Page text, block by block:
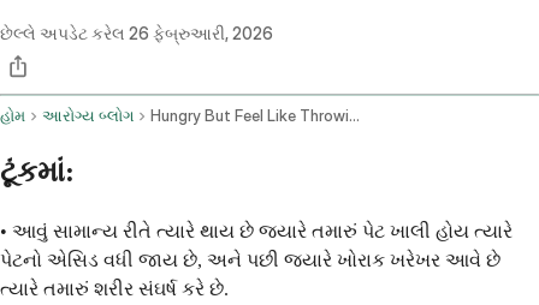
છેલ્લે અપડેટ કરેલ 26 ફેબ્રુઆરી, 2026
હોમ આરોગ્ય બ્લોગ Hungry But Feel Like Throwing Up When I Eat
ટૂંકમાં:
• આવું સામાન્ય રીતે ત્યારે થાય છે જ્યારે તમારું પેટ ખાલી હોય ત્યારે
પેટનો એસિડ વધી જાય છે, અને પછી જ્યારે ખોરાક ખરેખર આવે છે
ત્યારે તમારું શરીર સંઘર્ષ કરે છે.